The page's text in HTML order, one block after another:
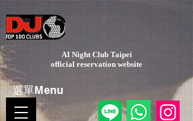
AI Night Club Taipei
​official reservation website
選單Menu